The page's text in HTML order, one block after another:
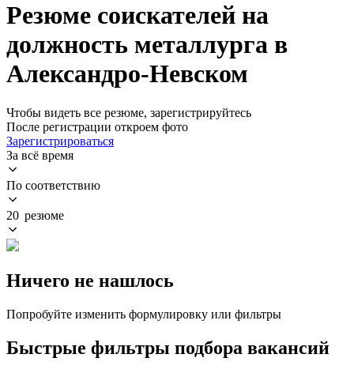
Резюме соискателей на
должность металлурга в
Александро-Невском
Чтобы видеть все резюме, зарегистрируйтесь
После регистрации откроем фото
Зарегистрироваться
За всё время
По соответствию
20 резюме
Ничего не нашлось
Попробуйте изменить формулировку или фильтры
Быстрые фильтры подбора вакансий